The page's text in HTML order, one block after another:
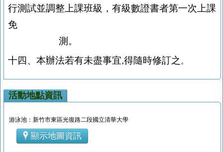
行測試並調整上課班級，有級數證書者第一次上課
免
測。
十四、本辦法若有未盡事宜,得隨時修訂之 。
活動地點資訊
游泳池：新竹市東區光復路二段國立清華大學
顯示地圖資訊